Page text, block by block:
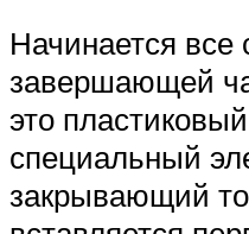
Начинается все
завершающей
это
специальный
закрывающий